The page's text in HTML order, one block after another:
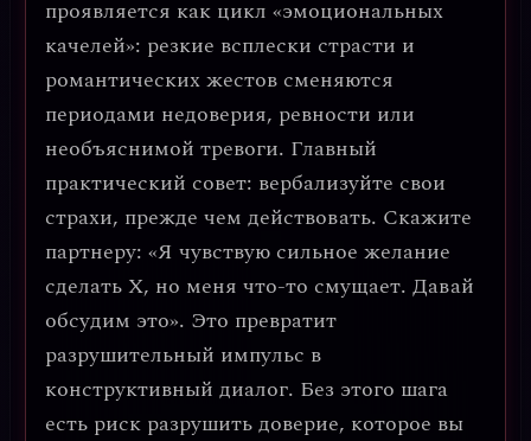
проявляется как цикл «эмоциональных
качелей»: резкие всплески страсти и
романтических жестов сменяются
периодами недоверия, ревности или
необъяснимой тревоги. Главный
практический совет: вербализуйте свои
страхи, прежде чем действовать. Скажите
партнеру: «Я чувствую сильное желание
сделать X, но меня что-то смущает. Давай
обсудим это». Это превратит
разрушительный импульс в
конструктивный диалог. Без этого шага
есть риск разрушить доверие, которое вы